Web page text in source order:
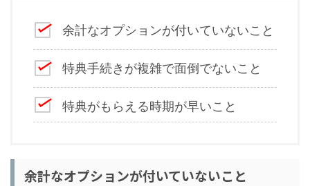
余計なオプションが付いていないこと
特典手続きが複雑で面倒でないこと
特典がもらえる時期が早いこと
余計なオプションが付いていないこと